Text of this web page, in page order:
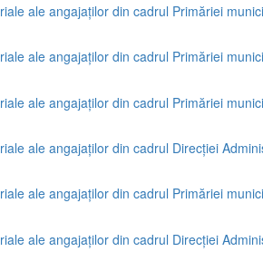
ale angajaților din cadrul Primăriei
ale angajaților din cadrul Primăriei
ale angajaților din cadrul Primăriei
ale angajaților din cadrul Direcției
ale angajaților din cadrul Primăriei
ale angajaților din cadrul Direcției